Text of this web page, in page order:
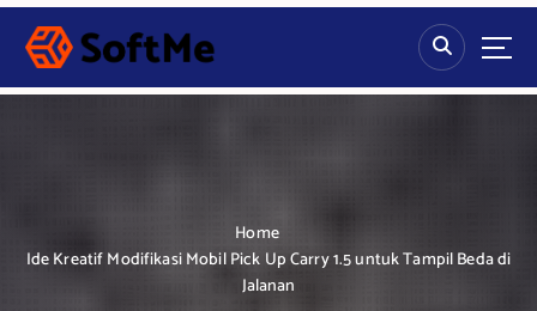
S
p
Home
Ide Kreatif Modifikasi Mobil Pick Up Carry 1.5 untuk Tampil Beda di
Jalanan